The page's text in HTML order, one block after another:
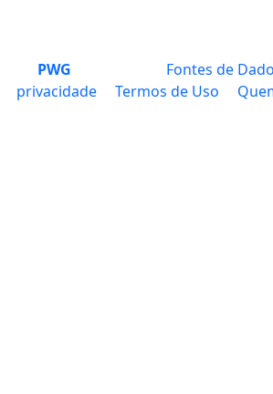
PWG Fontes de
privacidade
Termos de Uso